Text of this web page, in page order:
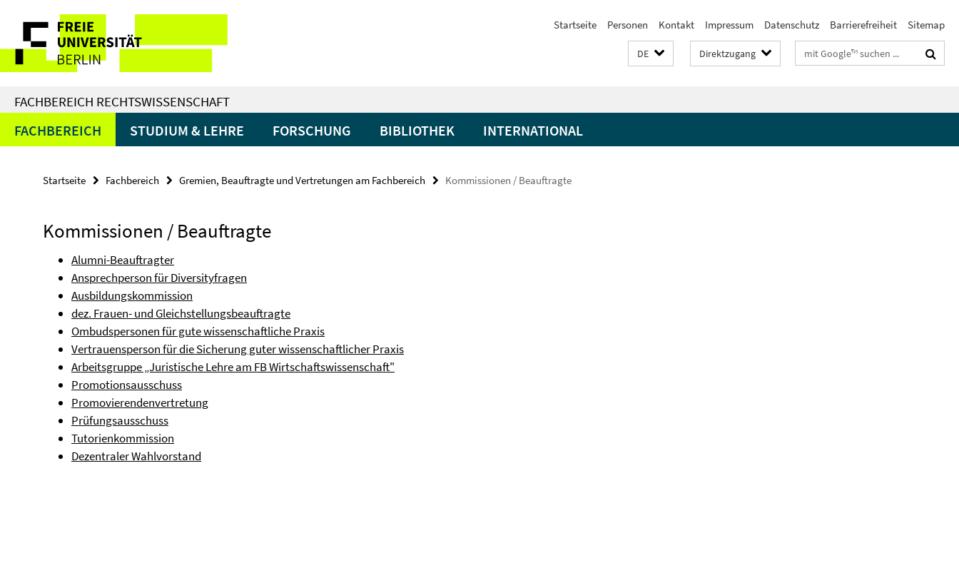
direkt
Inhalt
Service-
Navigation
Startseite Personen Kontakt Impressum Datenschutz Barrierefreiheit Sitemap
DE Direktzugang Suchbegriffe
FACHBEREICH RECHTSWISSENSCHAFT
FACHBEREICH STUDIUM & LEHRE FORSCHUNG BIBLIOTHEK INTERNATIONAL
Startseite Fachbereich Gremien, Beauftragte und Vertretungen am Fachbereich Kommissionen / Beauftragte
Kommissionen / Beauftragte
Alumni-Beauftragter
Ansprechperson für Diversityfragen
Ausbildungskommission
dez. Frauen- und Gleichstellungsbeauftragte
Ombudspersonen für gute wissenschaftliche Praxis
Vertrauensperson für die Sicherung guter wissenschaftlicher Praxis
Arbeitsgruppe „Juristische Lehre am FB Wirtschaftswissenschaft"
Promotionsausschuss
Promovierendenvertretung
Prüfungsausschuss
Tutorienkommission
Dezentraler Wahlvorstand